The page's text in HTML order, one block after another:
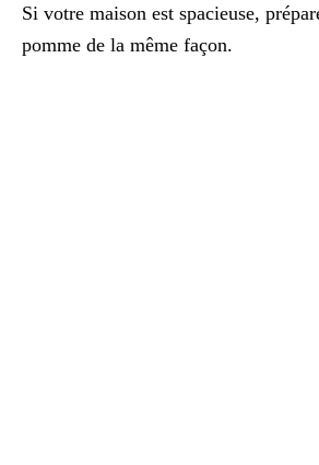
Si votre maison est spacieuse,
pomme de la même façon.